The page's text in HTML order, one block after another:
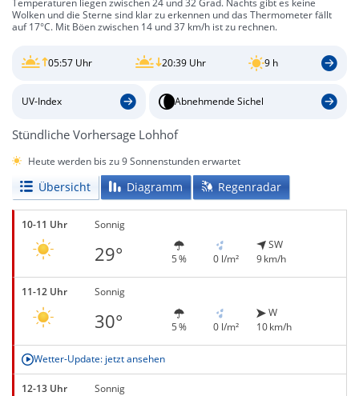
Temperaturen liegen zwischen 24 und 32 Grad. Nachts gibt es keine
Wolken und die Sterne sind klar zu erkennen und das Thermometer fällt
auf 17°C. Mit Böen zwischen 14 und 37 km/h ist zu rechnen.
05:57 Uhr 20:39 Uhr 9 h
UV-Index Abnehmende Sichel
Stündliche Vorhersage Lohhof
Heute werden bis zu 9 Sonnenstunden erwartet
Übersicht Diagramm Regenradar
10-11 Uhr Sonnig
29° 5 % 0 l/m²
SW
9 km/h
11-12 Uhr Sonnig
30° 5 % 0 l/m²
W
10 km/h
Wetter-Update: jetzt ansehen
12-13 Uhr Sonnig